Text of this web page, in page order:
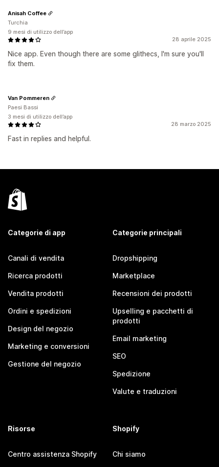
28 aprile 2025
Nice app. Even though there are some glithecs, I'm sure you'll
fix them.
Anisah Coffee
Turchia
9 mesi di utilizzo dell’app
28 marzo 2025
Fast in replies and helpful.
Van Pommeren
Paesi Bassi
3 mesi di utilizzo dell’app
Categorie di app
Canali di vendita
Ricerca prodotti
Vendita prodotti
Ordini e spedizioni
Design del negozio
Marketing e conversioni
Gestione del negozio
Categorie principali
Dropshipping
Marketplace
Recensioni dei prodotti
Upselling e pacchetti di
prodotti
Email marketing
SEO
Spedizione
Valute e traduzioni
Risorse
Centro assistenza Shopify
Shopify
Chi siamo